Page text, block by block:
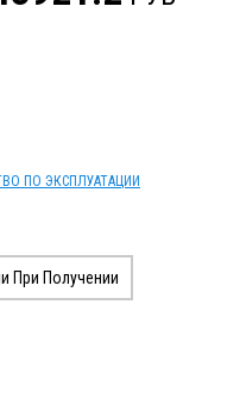
ПО ЭКСПЛУАТАЦИИ
При Получении